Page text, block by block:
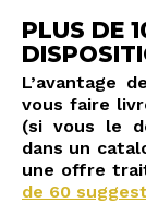
PLUS DE
L’avantage
vous faire
(si vous le
dans un
une offre
de 60